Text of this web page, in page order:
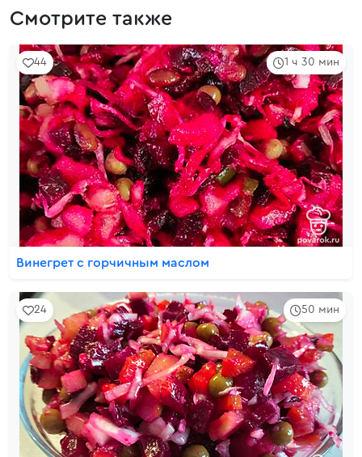
Смотрите также
1 ч 30 мин
44
Винегрет с горчичным маслом
50 мин
24